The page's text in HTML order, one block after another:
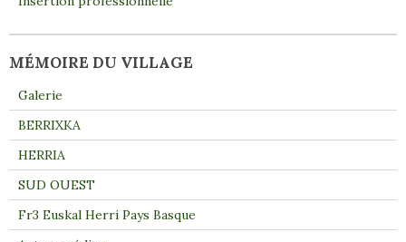
MÉMOIRE DU VILLAGE
Galerie
BERRIXKA
HERRIA
SUD OUEST
Fr3 Euskal Herri Pays Basque